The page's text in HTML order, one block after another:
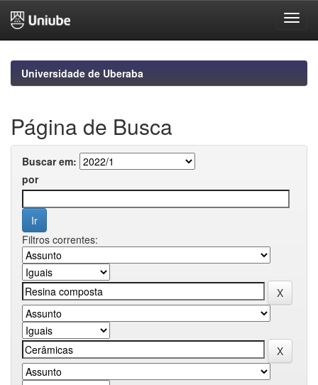
navigationUniversidade de Uberaba
Página de Busca
Buscar em:
por
Filtros correntes: